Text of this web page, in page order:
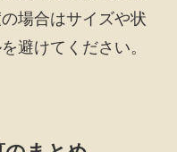
場合はサイズや状
避けてください。